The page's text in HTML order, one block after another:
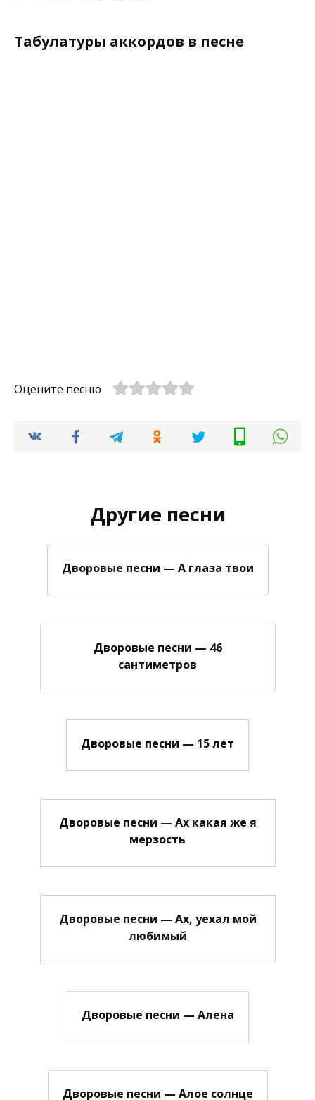
Табулатуры аккордов в песне
Оцените песню
Другие песни
Дворовые песни — А глаза твои
Дворовые песни — 46
сантиметров
Дворовые песни — 15 лет
Дворовые песни — Ах какая же я
мерзость
Дворовые песни — Ах, уехал мой
любимый
Дворовые песни — Алена
Дворовые песни — Алое солнце